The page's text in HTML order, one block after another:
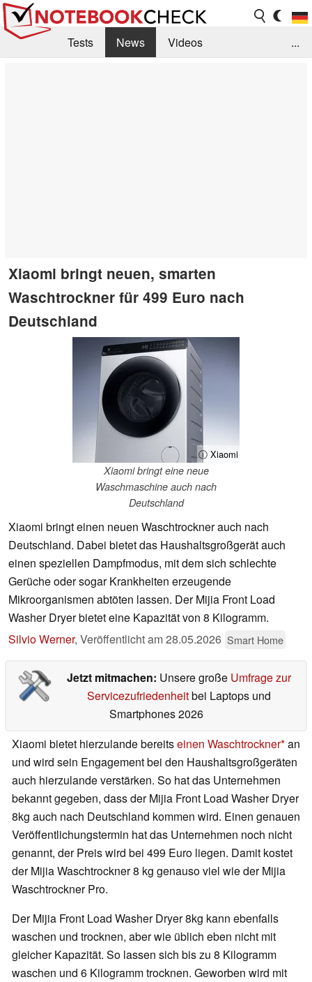
Tests News
Videos
...
Xiaomi bringt neuen, smarten
Waschtrockner für 499 Euro nach
Deutschland
ⓘ Xiaomi
Xiaomi bringt eine neue
Waschmaschine auch nach
Deutschland
Xiaomi bringt einen neuen Waschtrockner auch nach
Deutschland. Dabei bietet das Haushaltsgroßgerät auch
einen speziellen Dampfmodus, mit dem sich schlechte
Gerüche oder sogar Krankheiten erzeugende
Mikroorganismen abtöten lassen. Der Mijia Front Load
Washer Dryer bietet eine Kapazität von 8 Kilogramm.
Silvio Werner, Veröffentlicht am28.05.2026 Smart Home
Jetzt mitmachen: Unsere große Umfrage zur
Servicezufriedenheitbei Laptops und
Smartphones 2026
Xiaomi bietet hierzulande bereitseinen Waschtrockner an
und wird sein Engagement bei den Haushaltsgroßgeräten
auch hierzulande verstärken. So hat das Unternehmen
bekannt gegeben, dass der Mijia Front Load Washer Dryer
8kg auch nach Deutschland kommen wird. Einen genauen
Veröffentlichungstermin hat das Unternehmen noch nicht
genannt, der Preis wird bei 499 Euro liegen. Damit kostet
der Mijia Waschtrockner 8 kg genauso viel wie der Mijia
Waschtrockner Pro.
Der Mijia Front Load Washer Dryer 8kg kann ebenfalls
waschen und trocknen, aber wie üblich eben nicht mit
gleicher Kapazität. So lassen sich bis zu 8 Kilogramm
waschen und 6 Kilogramm trocknen. Geworben wird mit